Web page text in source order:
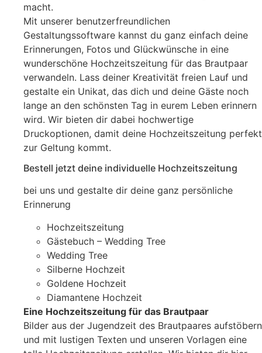
macht.
Mit unserer benutzerfreundlichen
Gestaltungssoftware kannst du ganz einfach deine
Erinnerungen, Fotos und Glückwünsche in eine
wunderschöne Hochzeitszeitung für das Brautpaar
verwandeln. Lass deiner Kreativität freien Lauf und
gestalte ein Unikat, das dich und deine Gäste noch
lange an den schönsten Tag in eurem Leben erinnern
wird. Wir bieten dir dabei hochwertige
Druckoptionen, damit deine Hochzeitszeitung perfekt
zur Geltung kommt.
Bestell jetzt deine individuelle Hochzeitszeitung
bei uns und gestalte dir deine ganz persönliche
Erinnerung
Hochzeitszeitung
Gästebuch – Wedding Tree
Wedding Tree
Silberne Hochzeit
Goldene Hochzeit
Diamantene Hochzeit
Eine Hochzeitszeitung für das Brautpaar
Bilder aus der Jugendzeit des Brautpaares aufstöbern
und mit lustigen Texten und unseren Vorlagen eine